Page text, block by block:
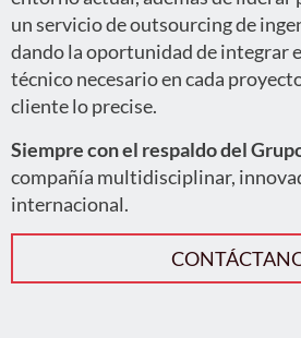
un servicio de outsourcing de
dando la oportunidad de integrar
técnico necesario en cada
cliente lo precise.
Siempre con el respaldo del
compañía multidisciplinar,
internacional.